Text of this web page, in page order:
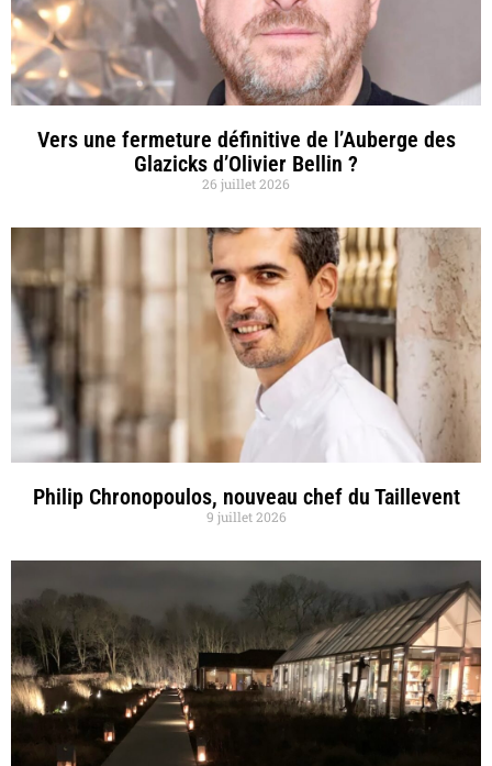
Vers une fermeture définitive de l’Auberge des
Glazicks d’Olivier Bellin ?
26 juillet 2026
Philip Chronopoulos, nouveau chef du Taillevent
9 juillet 2026